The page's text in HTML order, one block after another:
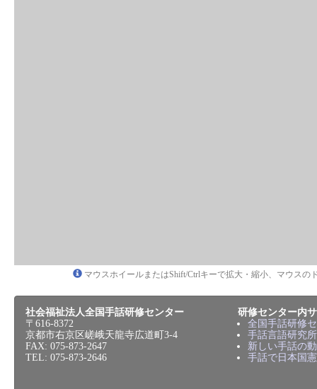
マウスホイールまたはShift/Ctrlキーで拡大・縮小、マウスの
社会福祉法人全国手話研修センター
〒616-8372
京都市右京区嵯峨天龍寺広道町3-4
FAX: 075-873-2647
TEL: 075-873-2646
研修センター内
全国手話研修
手話言語研究所
新しい手話の
手話で日本国